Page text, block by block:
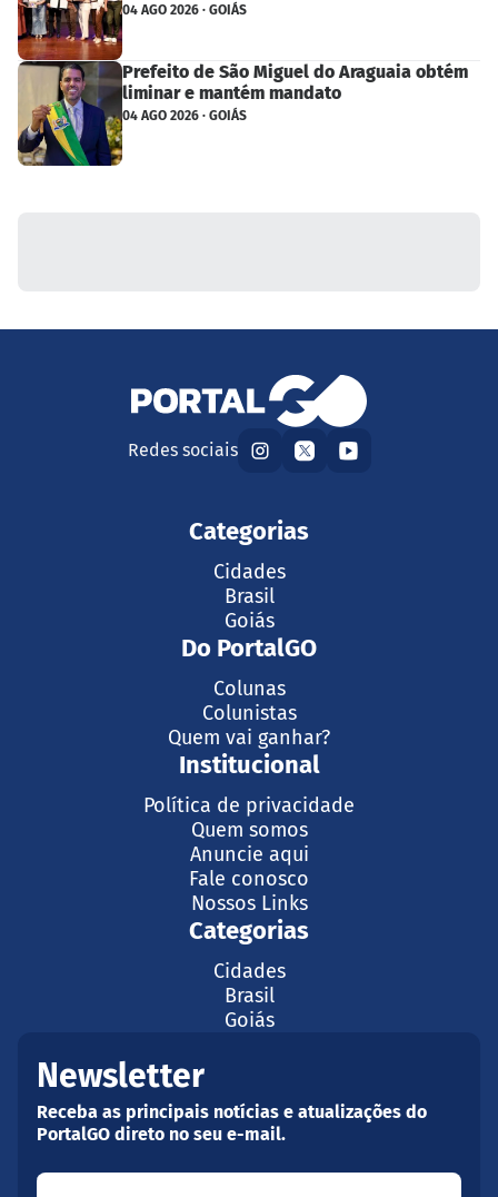
04 AGO 2026 · GOIÁS
Prefeito de São Miguel do Araguaia obtém
liminar e mantém mandato
04 AGO 2026 · GOIÁS
Redes sociais
Categorias
Cidades
Brasil
Goiás
Do PortalGO
Colunas
Colunistas
Quem vai ganhar?
Institucional
Política de privacidade
Quem somos
Anuncie aqui
Fale conosco
Nossos Links
Categorias
Cidades
Brasil
Goiás
Newsletter
Receba as principais notícias e atualizações do
PortalGO direto no seu e-mail.
Seu nome